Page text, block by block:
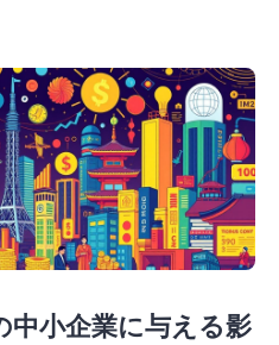
中小企業に与える影